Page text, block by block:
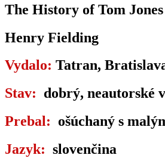
The History of Tom Jones
Henry Fielding
Vydalo: Tatran,
Stav: dobrý, neautorské
Prebal: ošúchaný s
Jazyk: slovenčina